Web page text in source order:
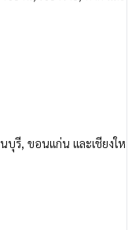
บุรี, ขอนแก่น และเชียงใหม่